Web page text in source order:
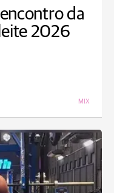
da
2026
MIX